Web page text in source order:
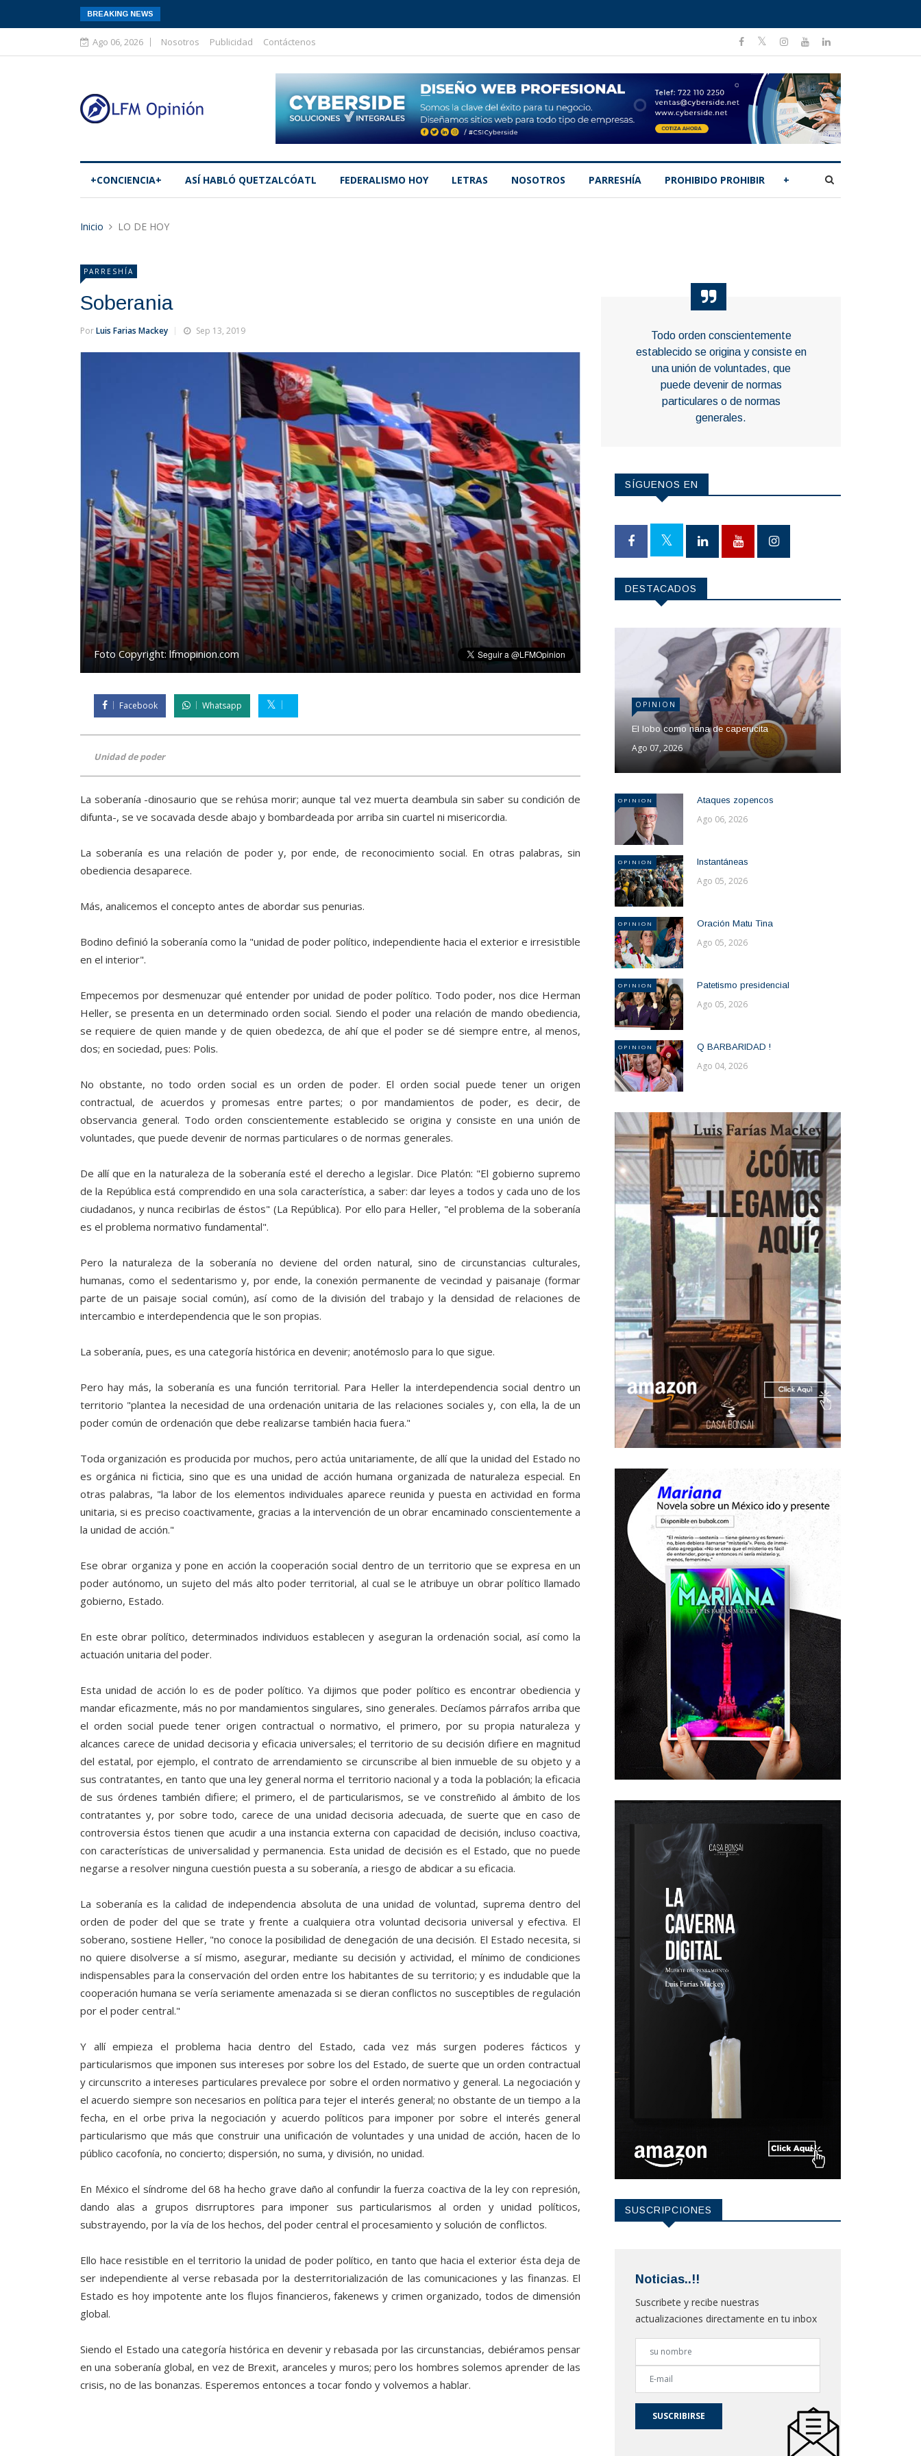
BREAKING NEWS
Ago 06, 2026 Nosotros Publicidad Contáctenos
+CONCIENCIA+ ASÍ­ HABLÓ QUETZALCÓATL FEDERALISMO HOY LETRAS NOSOTROS PARRESHÍA PROHIBIDO PROHIBIR +
Inicio LO DE HOY
PARRESHÍA
Soberania
PorLuis Farias Mackey Sep 13, 2019
Foto Copyright: lfmopinion.com
Facebook Whatsapp
Unidad de poder
La soberanía -dinosaurio que se rehúsa morir; aunque tal vez muerta deambula sin saber su condición de
difunta-, se ve socavada desde abajo y bombardeada por arriba sin cuartel ni misericordia.
La soberanía es una relación de poder y, por ende, de reconocimiento social. En otras palabras, sin
obediencia desaparece.
Más, analicemos el concepto antes de abordar sus penurias.
Bodino definió la soberanía como la "unidad de poder político, independiente hacia el exterior e irresistible
en el interior".
Empecemos por desmenuzar qué entender por unidad de poder político. Todo poder, nos dice Herman
Heller, se presenta en un determinado orden social. Siendo el poder una relación de mando obediencia,
se requiere de quien mande y de quien obedezca, de ahí que el poder se dé siempre entre, al menos,
dos; en sociedad, pues: Polis.
No obstante, no todo orden social es un orden de poder. El orden social puede tener un origen
contractual, de acuerdos y promesas entre partes; o por mandamientos de poder, es decir, de
observancia general. Todo orden conscientemente establecido se origina y consiste en una unión de
voluntades, que puede devenir de normas particulares o de normas generales.
De allí que en la naturaleza de la soberanía esté el derecho a legislar. Dice Platón: "El gobierno supremo
de la República está comprendido en una sola característica, a saber: dar leyes a todos y cada uno de los
ciudadanos, y nunca recibirlas de éstos" (La República). Por ello para Heller, "el problema de la soberanía
es el problema normativo fundamental".
Pero la naturaleza de la soberanía no deviene del orden natural, sino de circunstancias culturales,
humanas, como el sedentarismo y, por ende, la conexión permanente de vecindad y paisanaje (formar
parte de un paisaje social común), así como de la división del trabajo y la densidad de relaciones de
intercambio e interdependencia que le son propias.
La soberanía, pues, es una categoría histórica en devenir; anotémoslo para lo que sigue.
Pero hay más, la soberanía es una función territorial. Para Heller la interdependencia social dentro un
territorio "plantea la necesidad de una ordenación unitaria de las relaciones sociales y, con ella, la de un
poder común de ordenación que debe realizarse también hacia fuera."
Toda organización es producida por muchos, pero actúa unitariamente, de allí que la unidad del Estado no
es orgánica ni ficticia, sino que es una unidad de acción humana organizada de naturaleza especial. En
otras palabras, "la labor de los elementos individuales aparece reunida y puesta en actividad en forma
unitaria, si es preciso coactivamente, gracias a la intervención de un obrar encaminado conscientemente a
la unidad de acción."
Ese obrar organiza y pone en acción la cooperación social dentro de un territorio que se expresa en un
poder autónomo, un sujeto del más alto poder territorial, al cual se le atribuye un obrar político llamado
gobierno, Estado.
En este obrar político, determinados individuos establecen y aseguran la ordenación social, así como la
actuación unitaria del poder.
Esta unidad de acción lo es de poder político. Ya dijimos que poder político es encontrar obediencia y
mandar eficazmente, más no por mandamientos singulares, sino generales. Decíamos párrafos arriba que
el orden social puede tener origen contractual o normativo, el primero, por su propia naturaleza y
alcances carece de unidad decisoria y eficacia universales; el territorio de su decisión difiere en magnitud
del estatal, por ejemplo, el contrato de arrendamiento se circunscribe al bien inmueble de su objeto y a
sus contratantes, en tanto que una ley general norma el territorio nacional y a toda la población; la eficacia
de sus órdenes también difiere; el primero, el de particularismos, se ve constreñido al ámbito de los
contratantes y, por sobre todo, carece de una unidad decisoria adecuada, de suerte que en caso de
controversia éstos tienen que acudir a una instancia externa con capacidad de decisión, incluso coactiva,
con características de universalidad y permanencia. Esta unidad de decisión es el Estado, que no puede
negarse a resolver ninguna cuestión puesta a su soberanía, a riesgo de abdicar a su eficacia.
La soberanía es la calidad de independencia absoluta de una unidad de voluntad, suprema dentro del
orden de poder del que se trate y frente a cualquiera otra voluntad decisoria universal y efectiva. El
soberano, sostiene Heller, "no conoce la posibilidad de denegación de una decisión. El Estado necesita, si
no quiere disolverse a sí mismo, asegurar, mediante su decisión y actividad, el mínimo de condiciones
indispensables para la conservación del orden entre los habitantes de su territorio; y es indudable que la
cooperación humana se vería seriamente amenazada si se dieran conflictos no susceptibles de regulación
por el poder central."
Y allí empieza el problema hacia dentro del Estado, cada vez más surgen poderes fácticos y
particularismos que imponen sus intereses por sobre los del Estado, de suerte que un orden contractual
y circunscrito a intereses particulares prevalece por sobre el orden normativo y general. La negociación y
el acuerdo siempre son necesarios en política para tejer el interés general; no obstante de un tiempo a la
fecha, en el orbe priva la negociación y acuerdo políticos para imponer por sobre el interés general
particularismo que más que construir una unificación de voluntades y una unidad de acción, hacen de lo
público cacofonía, no concierto; dispersión, no suma, y división, no unidad.
En México el síndrome del 68 ha hecho grave daño al confundir la fuerza coactiva de la ley con represión,
dando alas a grupos disrruptores para imponer sus particularismos al orden y unidad políticos,
substrayendo, por la vía de los hechos, del poder central el procesamiento y solución de conflictos.
Ello hace resistible en el territorio la unidad de poder político, en tanto que hacia el exterior ésta deja de
ser independiente al verse rebasada por la desterritorialización de las comunicaciones y las finanzas. El
Estado es hoy impotente ante los flujos financieros, fakenews y crimen organizado, todos de dimensión
global.
Siendo el Estado una categoría histórica en devenir y rebasada por las circunstancias, debiéramos pensar
en una soberanía global, en vez de Brexit, aranceles y muros; pero los hombres solemos aprender de las
crisis, no de las bonanzas. Esperemos entonces a tocar fondo y volvemos a hablar.
Todo orden conscientemente
establecido se origina y consiste en
una unión de voluntades, que
puede devenir de normas
particulares o de normas
generales.
SÍGUENOS EN
DESTACADOS
OPINION
El lobo como nana de caperucita
Ago 07, 2026
OPINION Ataques zopencos
Ago 06, 2026
OPINION Instantáneas
Ago 05, 2026
OPINION Oración Matu Tina
Ago 05, 2026
OPINION Patetismo presidencial
Ago 05, 2026
OPINION Q BARBARIDAD !
Ago 04, 2026
SUSCRIPCIONES
Noticias..!!
Suscribete y recibe nuestras
actualizaciones directamente en tu inbox
SUSCRIBIRSE